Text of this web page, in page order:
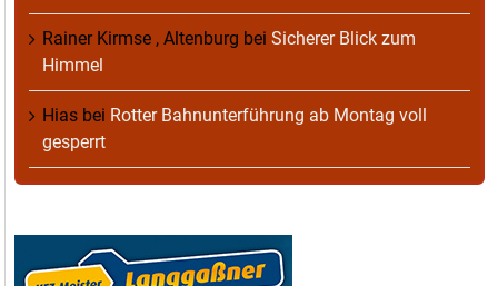
Rainer Kirmse , Altenburg bei Sicherer Blick zum
Himmel
Hias bei Rotter Bahnunterführung ab Montag voll
gesperrt